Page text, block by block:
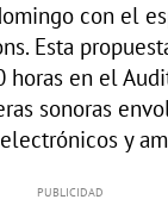
con el
Esta
en el
sonoras
y